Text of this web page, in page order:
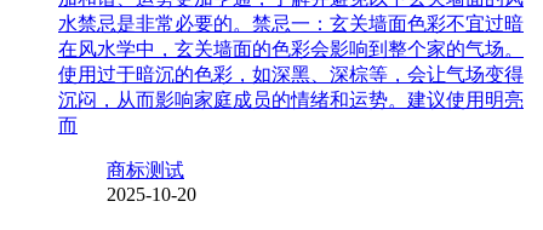
水禁忌是非常必要的。禁忌一：玄关墙面色彩不宜过暗
在风水学中，玄关墙面的色彩会影响到整个家的气场。
使用过于暗沉的色彩，如深黑、深棕等，会让气场变得
沉闷，从而影响家庭成员的情绪和运势。建议使用明亮
而
商标测试
2025-10-20